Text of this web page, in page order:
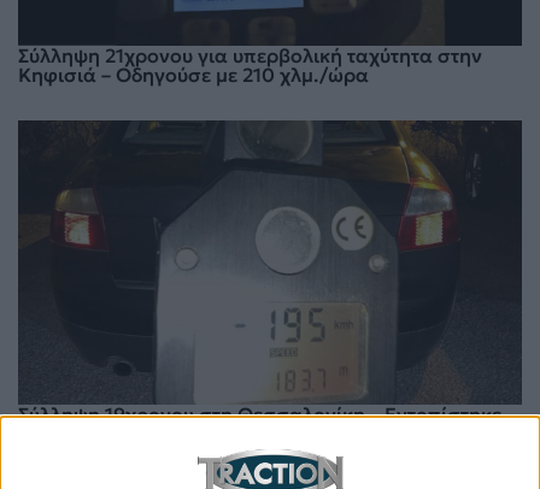
Σύλληψη 21χρονου για υπερβολική ταχύτητα στην
Κηφισιά – Οδηγούσε με 210 χλμ./ώρα
Σύλληψη 19χρονου στη Θεσσαλονίκη – Εντοπίστηκε